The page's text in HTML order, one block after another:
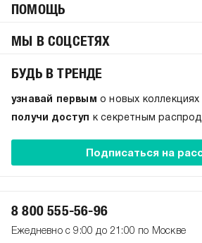
ПОМОЩЬ
МЫ В СОЦСЕТЯХ
БУДЬ В ТРЕНДЕ
узнавай первым о новых коллекциях
получи доступ
к секретным
Подписаться на
8 800 555-56-96
Ежедневно с 9:00 до 21:00 по Москве